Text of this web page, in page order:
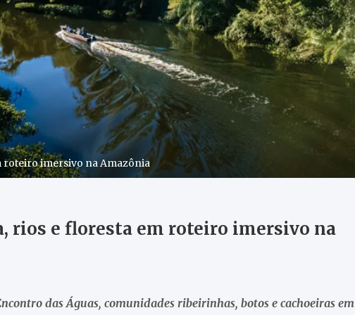
roteiro imersivo na Amazônia
rios e floresta em roteiro imersivo na
das Águas, comunidades ribeirinhas, botos e cachoeiras em